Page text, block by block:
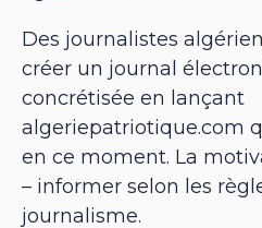
Des journalistes
créer un journal
concrétisée en lançant
algeriepatriotique.com
en ce moment. La
– informer selon les
journalisme.